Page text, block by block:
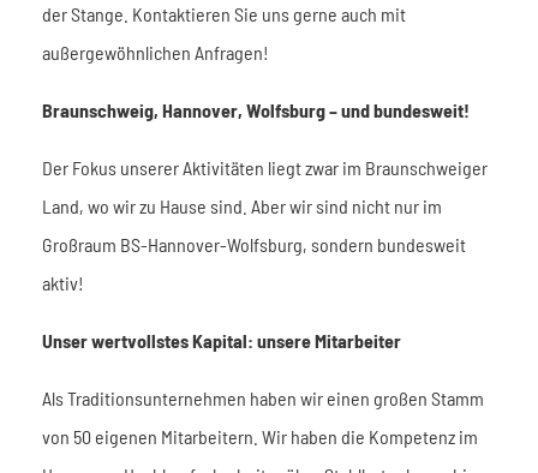
der Stange. Kontaktieren Sie uns gerne auch mit
außergewöhnlichen Anfragen!
Braunschweig, Hannover, Wolfsburg – und bundesweit!
Der Fokus unserer Aktivitäten liegt zwar im Braunschweiger
Land, wo wir zu Hause sind. Aber wir sind nicht nur im
Großraum BS-Hannover-Wolfsburg, sondern bundesweit
aktiv!
Unser wertvollstes Kapital: unsere Mitarbeiter
Als Traditionsunternehmen haben wir einen großen Stamm
von 50 eigenen Mitarbeitern. Wir haben die Kompetenz im